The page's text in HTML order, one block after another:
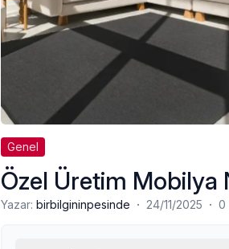
Genel
Özel Üretim Mobilya
Yazar: birbilgininpesinde · 24/11/2025 · 0